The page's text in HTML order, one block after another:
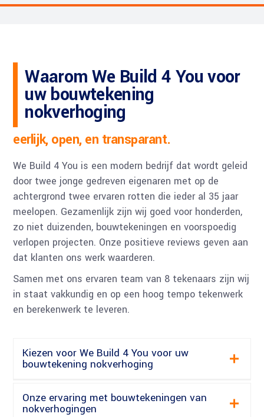
Waarom We Build 4 You voor
uw bouwtekening
nokverhoging
eerlijk, open, en transparant.
We Build 4 You is een modern bedrijf dat wordt geleid
door twee jonge gedreven eigenaren met op de
achtergrond twee ervaren rotten die ieder al 35 jaar
meelopen. Gezamenlijk zijn wij goed voor honderden,
zo niet duizenden, bouwtekeningen en voorspoedig
verlopen projecten. Onze positieve reviews geven aan
dat klanten ons werk waarderen.
Samen met ons ervaren team van 8 tekenaars zijn wij
in staat vakkundig en op een hoog tempo tekenwerk
en berekenwerk te leveren.
Kiezen voor We Build 4 You voor uw
bouwtekening nokverhoging
Onze ervaring met bouwtekeningen van
nokverhogingen